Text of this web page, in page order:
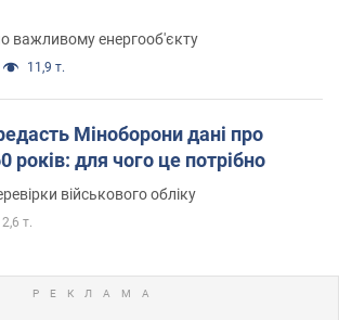
важливому енергооб'єкту
11,9 т.
Міноборони дані про
років: для чого це потрібно
військового обліку
2,6 т.